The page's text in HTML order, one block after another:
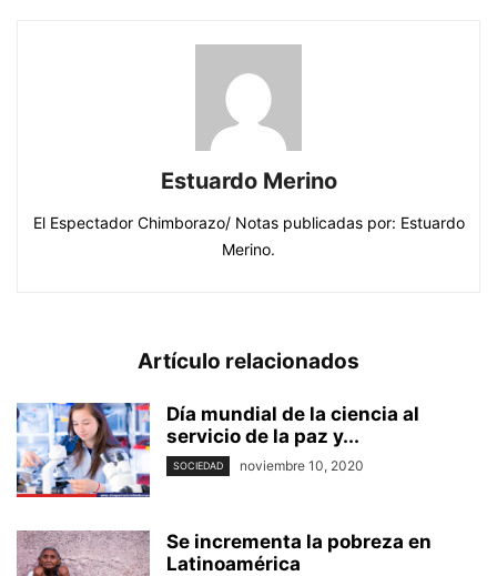
Estuardo Merino
El Espectador Chimborazo/ Notas publicadas por: Estuardo
Merino.
Artículo relacionados
Día mundial de la ciencia al
servicio de la paz y...
SOCIEDAD noviembre 10, 2020
Se incrementa la pobreza en
Latinoamérica